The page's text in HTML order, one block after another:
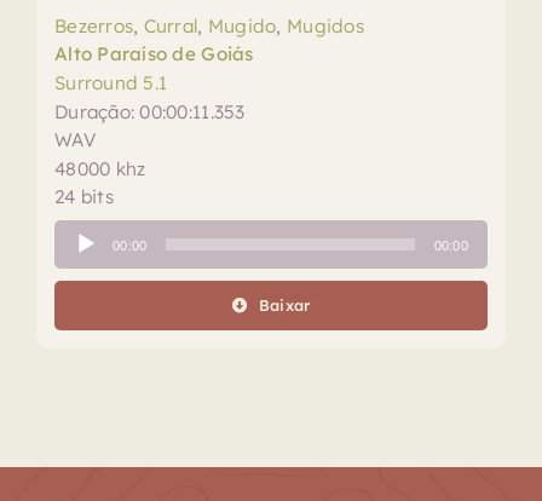
Bezerros, Curral, Mugido, Mugidos
Alto Paraíso de Goiás
Surround 5.1
Duração: 00:00:11.353
WAV
48000 khz
24 bits
Tocador
de
áudio
00:00 00:00
Baixar